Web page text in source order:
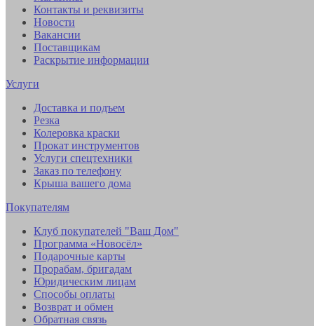
Контакты и реквизиты
Новости
Вакансии
Поставщикам
Раскрытие информации
Услуги
Доставка и подъем
Резка
Колеровка краски
Прокат инструментов
Услуги спецтехники
Заказ по телефону
Крыша вашего дома
Покупателям
Клуб покупателей "Ваш Дом"
Программа «Новосёл»
Подарочные карты
Прорабам, бригадам
Юридическим лицам
Способы оплаты
Возврат и обмен
Обратная связь